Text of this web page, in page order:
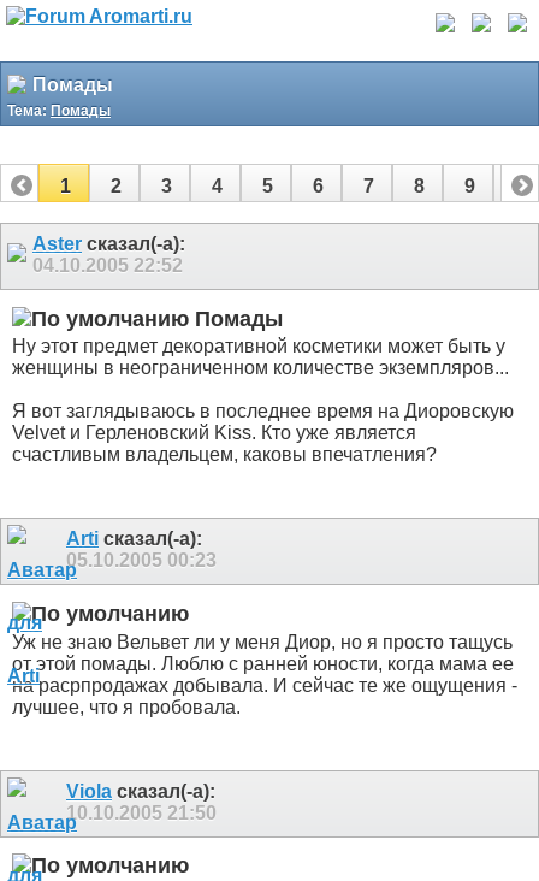
Помады
Тема: Помады
1 2 3 4 5 6 7 8 9 10
11 13
Aster сказал(-а):
04.10.2005 22:52
Помады
Ну этот предмет декоративной косметики может быть у
женщины в неограниченном количестве экземпляров...
Я вот заглядываюсь в последнее время на Диоровскую
Velvet и Герленовский Kiss. Кто уже является
счастливым владельцем, каковы впечатления?
Arti сказал(-а):
05.10.2005 00:23
Уж не знаю Вельвет ли у меня Диор, но я просто тащусь
от этой помады. Люблю с ранней юности, когда мама ее
на расрпродажах добывала. И сейчас те же ощущения -
лучшее, что я пробовала.
Viola сказал(-а):
10.10.2005 21:50